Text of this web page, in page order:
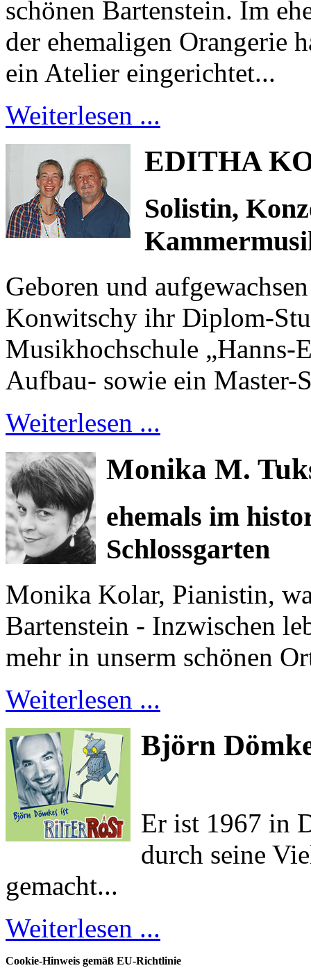
schönen Bartenstein. Im
der ehemaligen Orangerie
ein Atelier eingerichtet...
Weiterlesen ...
EDITHA
Solistin,
Geboren und
Konwitschy ihr Diplom-
Musikhochschule
Aufbau- sowie ein Master-
Weiterlesen ...
Monika M.
ehemals im
Schlossgarten
Monika Kolar, Pianistin,
Bartenstein - Inzwischen
mehr in unserm schönen
Weiterlesen ...
Björn
Er ist 1967 in
durch seine
gemacht...
Weiterlesen ...
Cookie-Hinweis gemäß EU-Richtlinie